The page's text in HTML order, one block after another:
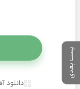
پست بعدی
دانلود